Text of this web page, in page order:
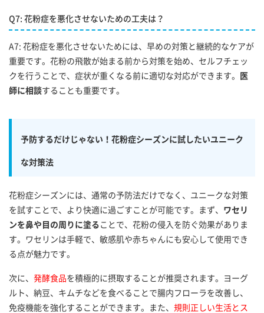
Q7: 花粉症を悪化させないための工夫は？
A7: 花粉症を悪化させないためには、早めの対策と継続的なケアが
重要です。花粉の飛散が始まる前から対策を始め、セルフチェッ
クを行うことで、症状が重くなる前に適切な対応ができます。
医
師に相談することも重要です。
予防するだけじゃない！花粉症シーズンに試したいユニーク
な対策法
花粉症シーズンには、通常の予防法だけでなく、ユニークな対策
を試すことで、より快適に過ごすことが可能です。まず、 ワセリ
ンを鼻や目の周りに塗る ことで、花粉の侵入を防ぐ効果がありま
す。ワセリンは手軽で、敏感肌や赤ちゃんにも安心して使用でき
る点が魅力です。
次に、 発酵食品を積極的に摂取することが推奨されます。ヨーグ
ルト、納豆、キムチなどを食べることで腸内フローラを改善し、
免疫機能を強化することができます。また、 規則正しい生活とス